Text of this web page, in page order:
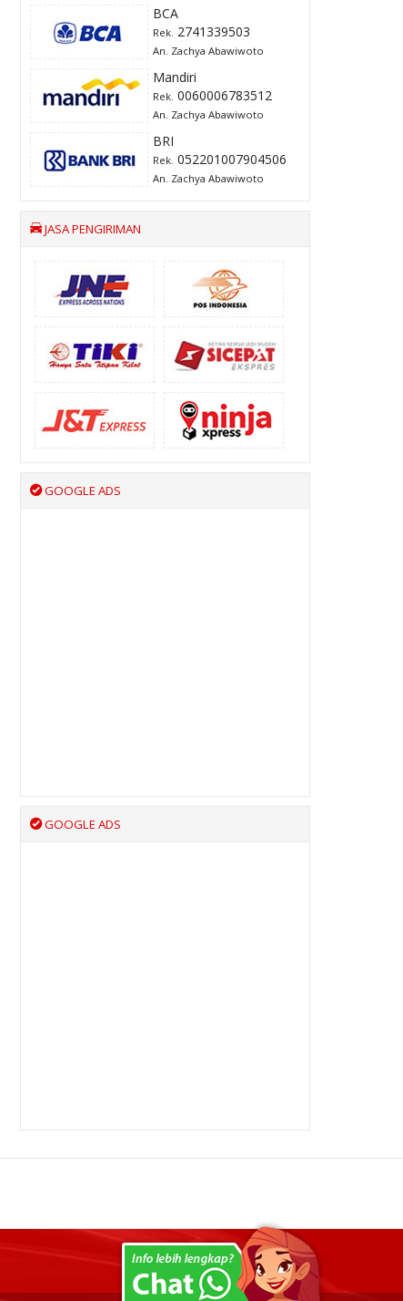
BCA
Rek. 2741339503
An. Zachya Abawiwoto
Mandiri
Rek. 0060006783512
An. Zachya Abawiwoto
BRI
Rek. 052201007904506
An. Zachya Abawiwoto
JASA PENGIRIMAN
GOOGLE ADS
GOOGLE ADS